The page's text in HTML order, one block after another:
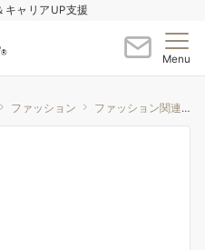
キャリアUP支援
Menu
ファッション ファッション関連セミナー